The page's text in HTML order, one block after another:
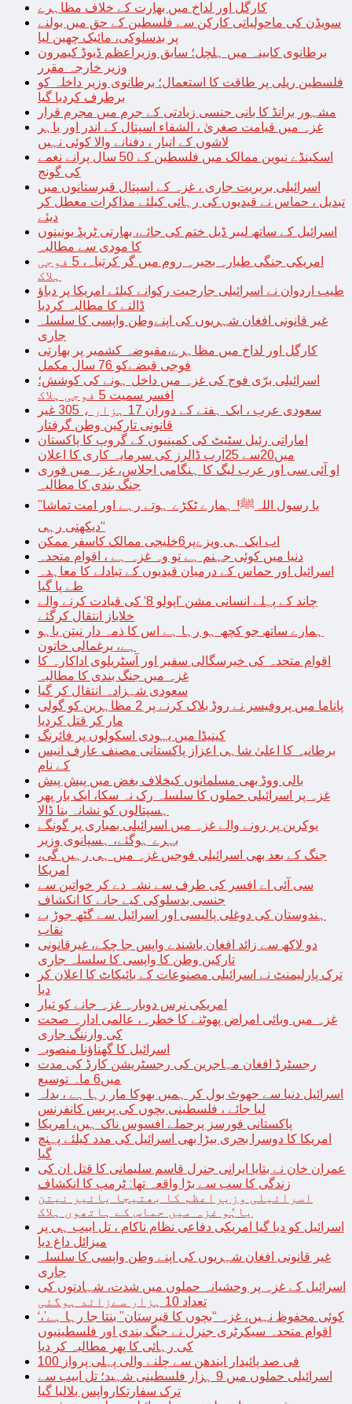
کارگل اور لداخ میں بھارت کے خلاف مظاہرے
سویڈن کی ماحولیاتی کارکن سے فلسطین کے حق میں بولنے
پر بدسلوکی، مائیک چھین لیا
برطانوی کابینہ میں ہلچل؛ سابق وزیراعظم ڈیوڈ کیمرون
وزیر خارجہ مقرر
فلسطین ریلی پر طاقت کا استعمال؛ برطانوی وزیر داخلہ کو
برطرف کردیا گیا
مشہور برانڈ کا بانی جنسی زیادتی کے جرم میں مجرم قرار
غزہ میں قیامت صغریٰ ، الشفاء اسپتال کے اندر اور باہر
لاشوں کے انبار ، دفنانے والا کوئی نہیں
اسکینڈے نیوین ممالک میں فلسطین کے 50 سال پرانے نغمے
کی گونج
اسرائیلی بربریت جاری ، غزہ کے اسپتال قبرستانوں میں
تبدیل ، حماس نے قیدیوں کی رہائی کیلئے مذاکرات معطل کر
دیئے
اسرائیل کے ساتھ لیبر ڈیل ختم کی جائے، بھارتی ٹریڈ یونینوں
کا مودی سے مطالبہ
امریکی جنگی طیارہ بحیرہ روم میں گر کرتباہ، 5 فوجی
ہلاک
طیب اردوان نے اسرائیلی جارحیت رکوانے کیلئے امریکا پر دباؤ
ڈالنے کا مطالبہ کردیا
غیر قانونی افغان شہریوں کی اپنےوطن واپسی کا سلسلہ
جاری
کارگل اور لداخ میں مظاہرے،مقبوضہ کشمیر پر بھارتی
فوجی قبضےکو 76 سال مکمل
اسرائیلی برّی فوج کی غزہ میں داخل ہونے کی کوشش؛
افسر سمیت 5 فوجی ہلاک
سعودی عرب ، ایک ہفتے کے دوران 17 ہزار ، 305 غیر
قانونی تارکین وطن گرفتار
اماراتی رئیل سٹیٹ کی کمپنیوں کے گروپ کا پاکستان
میں20سے 25ارب ڈالرز کی سرمایہ کاری کا اعلان
او آئی سی اور عرب لیگ کا ہنگامی اجلاس، غزہ میں فوری
جنگ بندی کا مطالبہ
’’یا رسول اللہﷺ! ہمارے ٹکڑے ہوتے رہے اور امت تماشا
دیکھتی رہی‘‘
اب ایک ہی ویزےپر6خلیجی ممالک کاسفر ممکن
دنیا میں کوئی جہنم ہے تو وہ غزہ ہے ، اقوام متحدہ
اسرائیل اور حماس کے درمیان قیدیوں کے تبادلے کا معاہدہ
طے پا گیا
چاند کے پہلے انسانی مشن ’اپولو 8‘ کی قیادت کرنے والے
خلاباز انتقال کرگئے
ہمارے ساتھ جو کچھ ہو رہا ہے اس کا ذمہ دار نیتن یاہو
ہے، یرغمالی خاتون
اقوام متحدہ کی خیرسگالی سفیر اور آسٹریلوی اداکارہ کا
غزہ میں جنگ بندی کا مطالبہ
سعودی شہزادہ انتقال کر گیا
پاناما میں پروفیسر نے روڈ بلاک کرنے پر 2 مظاہرین کو گولی
مار کر قتل کردیا
کینیڈا میں یہودی اسکولوں پر فائرنگ
برطانیہ کا اعلیٰ شاہی اعزاز پاکستانی مصنف عارف انیس
کے نام
بالی ووڈ بھی مسلمانوں کیخلاف بغض میں پیش پیش
غزہ پر اسرائیلی حملوں کا سلسلہ رک نہ سکا، ایک بار پھر
ہسپتالوں کو نشانہ بنا ڈالا
یوکرین پر رونے والے غزہ میں اسرائیلی بمباری پر گونگے
بہرے ہوگئے، ہسپانوی وزیر
جنگ کے بعد بھی اسرائیلی فوجیں غزہ میں ہی رہیں گی،
امریکا
سی آئی اے افسر کی طرف سے نشہ دے کر خواتین سے
جنسی بدسلوکی کیے جانے کا انکشاف
ہندوستان کی دوغلی پالیسی اور اسرائیل سے گٹھ جوڑ بے
نقاب
دو لاکھ سے زائد افغان باشندے واپس جا چکے، غیرقانونی
تارکین وطن کا واپسی کا سلسلہ جاری
ترک پارلیمنٹ نے اسرائیلی مصنوعات کے بائیکاٹ کا اعلان کر
دیا
امریکی نرس دوبارہ غزہ جانے کو تیار
غزہ میں وبائی امراض پھوٹنے کا خطرہ، عالمی ادارہ صحت
کی وارننگ جاری
اسرائیل کا گھناؤنا منصوبہ
رجسٹرڈ افغان مہاجرین کی رجسٹریشن کارڈ کی مدت
میں6 ماہ توسیع
اسرائیل دنیا سے جھوٹ بول کر ہمیں بھوکا مار رہا ہے ، بدلہ
لیا جائے ، فلسطینی بچوں کی پریس کانفرنس
پاکستانی فورسز پرحملے افسوس ناک ہیں، امریکا
امریکا کا دوسرا بحری بیڑا بھی اسرائیل کی مدد کیلئے پہنچ
گیا
عمران خان نے بتایا ایرانی جنرل قاسم سلیمانی کا قتل ان کی
زندگی کا سب سے بڑا واقعہ تھا: ٹرمپ کا انکشاف
اسرائیلی وزیراعظم کا بھتیجا یائیر نیتن
یاہُو غزہ میں حماس کے ہاتھوں ہلاک
اسرائیل کو دیا گیا امریکی دفاعی نظام ناکام ، تل ابیب ہی پر
میزائل داغ دیا
غیر قانونی افغان شہریوں کی اپنے وطن واپسی کا سلسلہ
جاری
اسرائیل کے غزہ پر وحشیانہ حملوں میں شدت، شہادتوں کی
تعداد 10 ہزار سےزائد ہوگئی
‘کوئی محفوظ نہیں، غزہ “بچوں کا قبرستان” بنتا جا رہا ہے’،
اقوام متحدہ سیکرٹری جنرل نے جنگ بندی اور فلسطینیوں
کی رہائی کا پھر مطالبہ کر دیا
100 فی صد پائیدار ایندھن سے چلنے والی پہلی پرواز
اسرائیلی حملوں میں 9 ہزار فلسطینی شہید؛ تل ابیب سے
ترک سفارتکارواپس بلالیا گیا